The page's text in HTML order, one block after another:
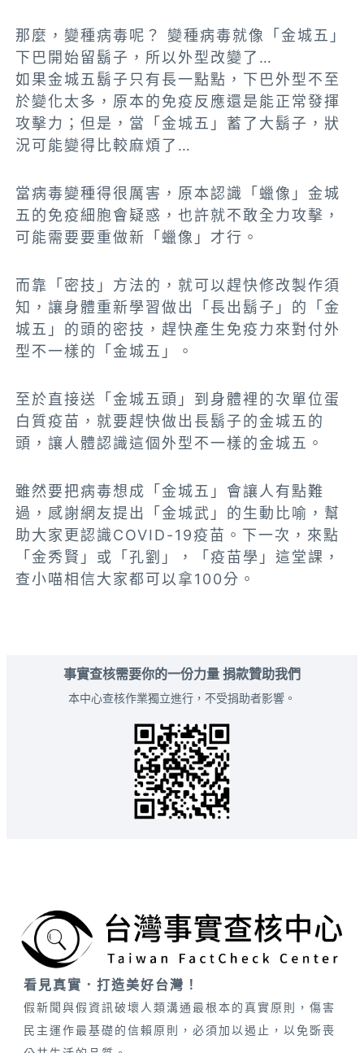
那麼，變種病毒呢？ 變種病毒就像「金城五」
下巴開始留鬍子，所以外型改變了…
如果金城五鬍子只有長一點點，下巴外型不至
於變化太多，原本的免疫反應還是能正常發揮
攻擊力；但是，當「金城五」蓄了大鬍子，狀
況可能變得比較麻煩了…
當病毒變種得很厲害，原本認識「蠟像」金城
五的免疫細胞會疑惑，也許就不敢全力攻擊，
可能需要要重做新「蠟像」才行。
而靠「密技」方法的，就可以趕快修改製作須
知，讓身體重新學習做出「長出鬍子」的「金
城五」的頭的密技，趕快產生免疫力來對付外
型不一樣的「金城五」。
至於直接送「金城五頭」到身體裡的次單位蛋
白質疫苗，就要趕快做出長鬍子的金城五的
頭，讓人體認識這個外型不一樣的金城五。
雖然要把病毒想成「金城五」會讓人有點難
過，感謝網友提出「金城武」的生動比喻，幫
助大家更認識COVID-19疫苗。下一次，來點
「金秀賢」或「孔劉」，「疫苗學」這堂課，
查小喵相信大家都可以拿100分。
事實查核需要你的一份力量 捐款贊助我們
本中心查核作業獨立進行，不受捐助者影響。
看見真實．打造美好台灣！
假新聞與假資訊破壞人類溝通最根本的真實原則，傷害
民主運作最基礎的信賴原則，必須加以遏止，以免斲喪